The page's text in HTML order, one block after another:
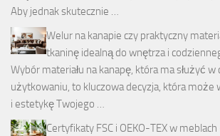
Aby jednak skutecznie …
Welur na kanapie czy praktyczny
tkaninę idealną do wnętrza i
Wybór materiału na kanapę, która ma służyć
użytkowaniu, to kluczowa decyzja, która może
i estetykę Twojego …
Certyfikaty FSC i OEKO-TEX w